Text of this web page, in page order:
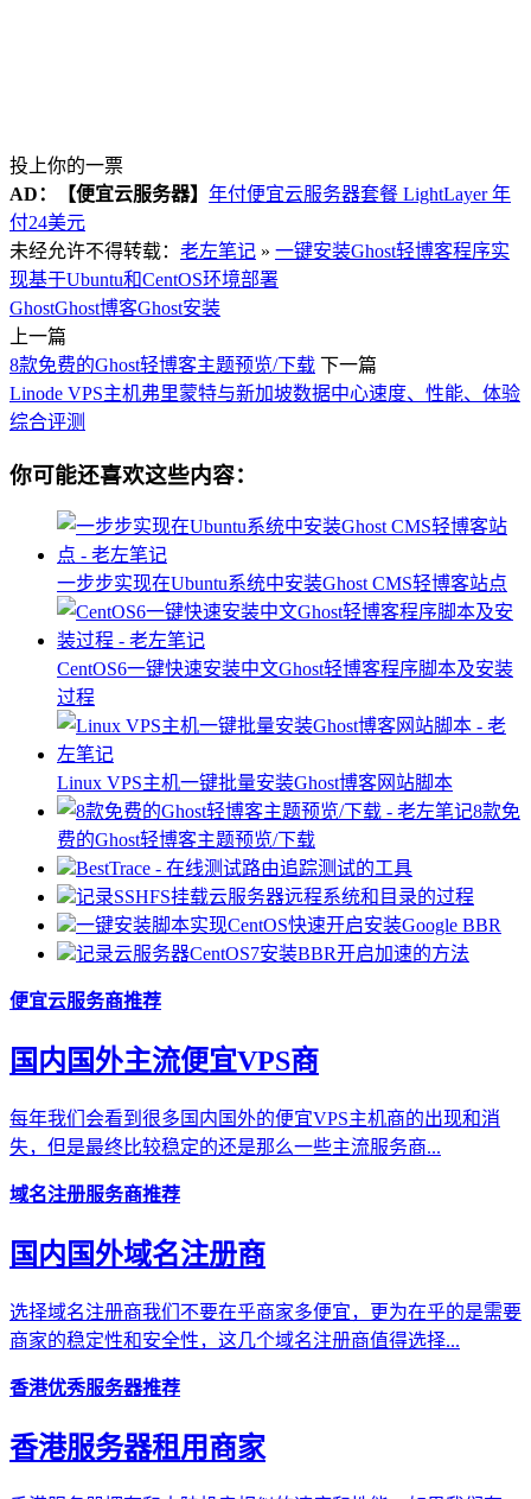
投上你的一票
AD：
【便宜云服务器】 年付便宜云服务器套餐 LightLayer 年
付24美元
未经允许不得转载： 老左笔记 » 一键安装Ghost轻博客程序实
现基于Ubuntu和CentOS环境部署
GhostGhost博客Ghost安装
上一篇
8款免费的Ghost轻博客主题预览/下载 下一篇
Linode VPS主机弗里蒙特与新加坡数据中心速度、性能、体验
综合评测
你可能还喜欢这些内容：
一步步实现在Ubuntu系统中安装Ghost CMS轻博客站点
CentOS6一键快速安装中文Ghost轻博客程序脚本及安装
过程
Linux VPS主机一键批量安装Ghost博客网站脚本
8款免
费的Ghost轻博客主题预览/下载
BestTrace - 在线测试路由追踪测试的工具
记录SSHFS挂载云服务器远程系统和目录的过程
一键安装脚本实现CentOS快速开启安装Google BBR
记录云服务器CentOS7安装BBR开启加速的方法
便宜云服务商推荐
国内国外主流便宜VPS商
每年我们会看到很多国内国外的便宜VPS主机商的出现和消
失，但是最终比较稳定的还是那么一些主流服务商...
域名注册服务商推荐
国内国外域名注册商
选择域名注册商我们不要在乎商家多便宜，更为在乎的是需要
商家的稳定性和安全性，这几个域名注册商值得选择...
香港优秀服务器推荐
香港服务器租用商家